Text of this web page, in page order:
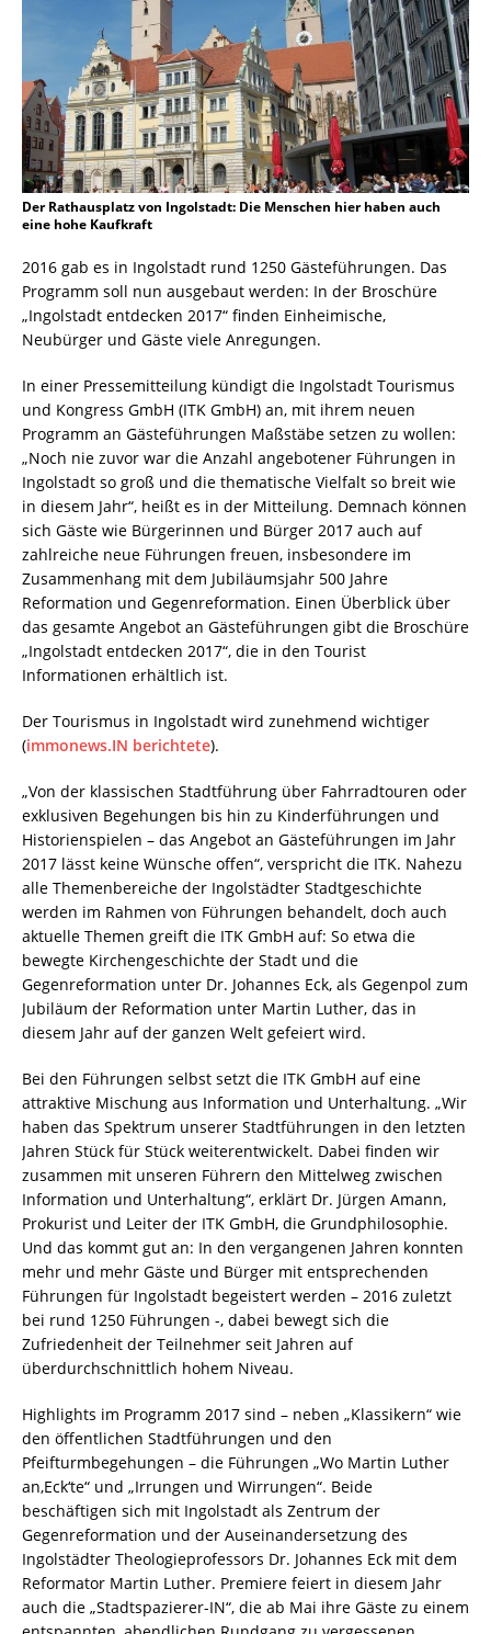
Der Rathausplatz von Ingolstadt: Die Menschen hier haben auch
eine hohe Kaufkraft
2016 gab es in Ingolstadt rund 1250 Gästeführungen. Das
Programm soll nun ausgebaut werden: In der Broschüre
„Ingolstadt entdecken 2017“ finden Einheimische,
Neubürger und Gäste viele Anregungen.
In einer Pressemitteilung kündigt die Ingolstadt Tourismus
und Kongress GmbH (ITK GmbH) an, mit ihrem neuen
Programm an Gästeführungen Maßstäbe setzen zu wollen:
„Noch nie zuvor war die Anzahl angebotener Führungen in
Ingolstadt so groß und die thematische Vielfalt so breit wie
in diesem Jahr“, heißt es in der Mitteilung. Demnach können
sich Gäste wie Bürgerinnen und Bürger 2017 auch auf
zahlreiche neue Führungen freuen, insbesondere im
Zusammenhang mit dem Jubiläumsjahr 500 Jahre
Reformation und Gegenreformation. Einen Überblick über
das gesamte Angebot an Gästeführungen gibt die Broschüre
„Ingolstadt entdecken 2017“, die in den Tourist
Informationen erhältlich ist.
Der Tourismus in Ingolstadt wird zunehmend wichtiger
(immonews.IN berichtete).
„Von der klassischen Stadtführung über Fahrradtouren oder
exklusiven Begehungen bis hin zu Kinderführungen und
Historienspielen – das Angebot an Gästeführungen im Jahr
2017 lässt keine Wünsche offen“, verspricht die ITK. Nahezu
alle Themenbereiche der Ingolstädter Stadtgeschichte
werden im Rahmen von Führungen behandelt, doch auch
aktuelle Themen greift die ITK GmbH auf: So etwa die
bewegte Kirchengeschichte der Stadt und die
Gegenreformation unter Dr. Johannes Eck, als Gegenpol zum
Jubiläum der Reformation unter Martin Luther, das in
diesem Jahr auf der ganzen Welt gefeiert wird.
Bei den Führungen selbst setzt die ITK GmbH auf eine
attraktive Mischung aus Information und Unterhaltung. „Wir
haben das Spektrum unserer Stadtführungen in den letzten
Jahren Stück für Stück weiterentwickelt. Dabei finden wir
zusammen mit unseren Führern den Mittelweg zwischen
Information und Unterhaltung“, erklärt Dr. Jürgen Amann,
Prokurist und Leiter der ITK GmbH, die Grundphilosophie.
Und das kommt gut an: In den vergangenen Jahren konnten
mehr und mehr Gäste und Bürger mit entsprechenden
Führungen für Ingolstadt begeistert werden – 2016 zuletzt
bei rund 1250 Führungen -, dabei bewegt sich die
Zufriedenheit der Teilnehmer seit Jahren auf
überdurchschnittlich hohem Niveau.
Highlights im Programm 2017 sind – neben „Klassikern“ wie
den öffentlichen Stadtführungen und den
Pfeifturmbegehungen – die Führungen „Wo Martin Luther
an,Eck‘te“ und „Irrungen und Wirrungen“. Beide
beschäftigen sich mit Ingolstadt als Zentrum der
Gegenreformation und der Auseinandersetzung des
Ingolstädter Theologieprofessors Dr. Johannes Eck mit dem
Reformator Martin Luther. Premiere feiert in diesem Jahr
auch die „Stadtspazierer-IN“, die ab Mai ihre Gäste zu einem